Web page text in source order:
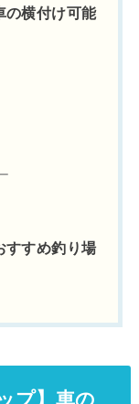
の横付け可能
すすめ釣り場
プ】車の